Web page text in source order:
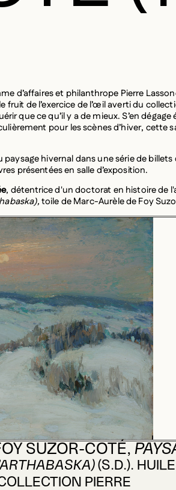
d’affaires et philanthrope Pierre
fruit de l’exercice de l’œil averti du
que ce qu’il y a de mieux. S’en dégage
pour les scènes d’hiver, cette
hivernal dans une série de billets
présentées en salle d’exposition.
, détentrice d'un doctorat en histoire de
,toile de Marc-Aurèle de Foy
SUZOR-COTÉ,
(S.D.).
PIERRE